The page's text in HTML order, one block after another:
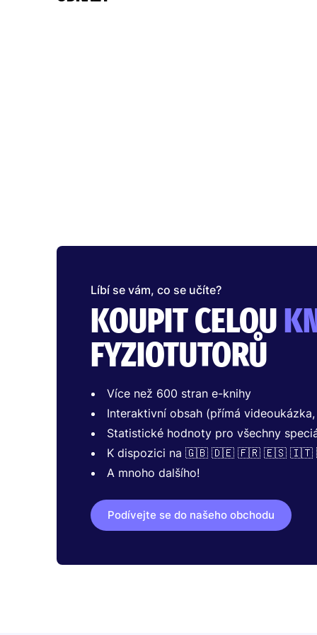
Líbí se vám, co se učíte?
KOUPIT CELOU
FYZIOTUTORŮ
Více než 600 stran e-knihy
Interaktivní obsah (přímá
Statistické hodnoty pro všechny
K dispozici na 🇬🇧 🇩🇪 🇫🇷 🇪🇸
A mnoho dalšího!
Podívejte se do našeho obchodu